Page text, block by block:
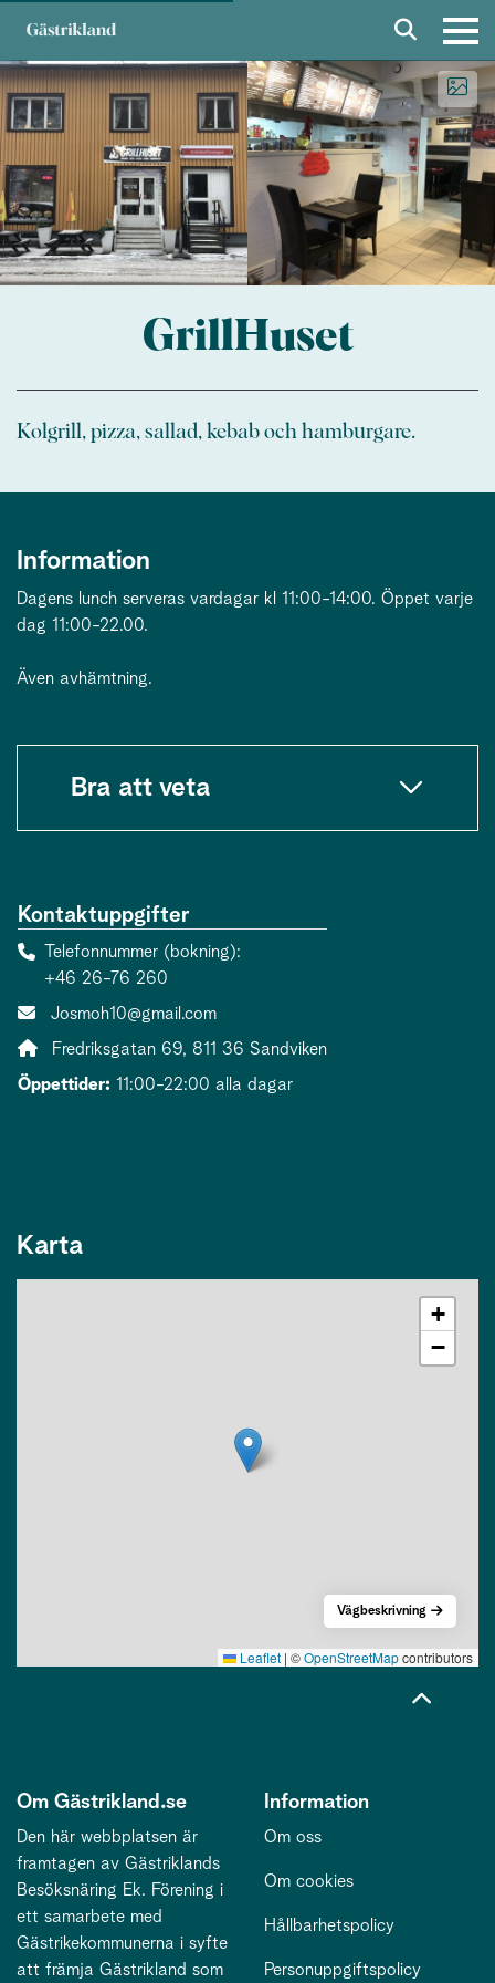
GrillHuset
Kolgrill, pizza, sallad, kebab och hamburgare.
Information
Dagens lunch serveras vardagar kl 11:00-14:00. Öppet varje
dag 11:00-22.00.
Även avhämtning.
Bra att veta
Kontaktuppgifter
Telefonnummer (bokning)
+46 26-76 260
E-post:
Josmoh10@gmail.com
Adress:
Fredriksgatan 69, 811 36 Sandviken
Öppettider: 11:00-22:00 alla dagar
Karta
+
−
Leaflet | ©OpenStreetMapcontributors
Vägbeskrivning
Om Gästrikland.se
Den här webbplatsen är
framtagen av Gästriklands
Besöksnäring Ek. Förening i
ett samarbete med
Gästrikekommunerna i syfte
att främja Gästrikland som
Information
Om oss
Om cookies
Hållbarhetspolicy
Personuppgiftspolicy